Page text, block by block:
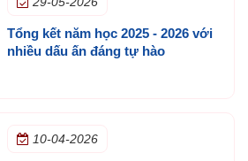
Tổng kết năm học 2025 - 2026 với
nhiều dấu ấn đáng tự hào
10-04-2026